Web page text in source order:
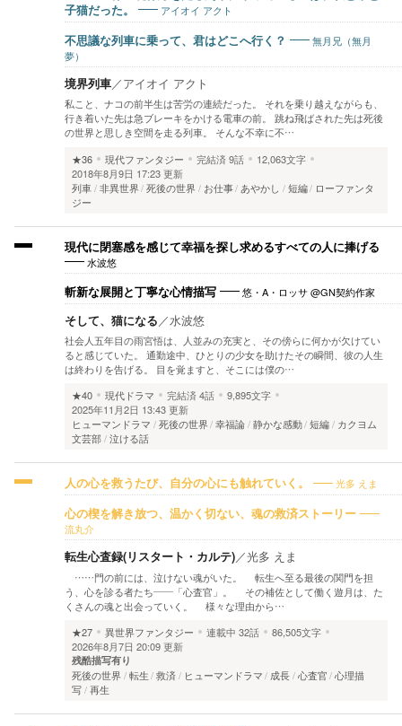
子猫だった。
アイオイ アクト
不思議な列車に乗って、君はどこへ行く？
無月兄（無月
夢）
境界列車／アイオイ アクト
私こと、ナコの前半生は苦労の連続だった。 それを乗り越えながらも、
行き着いた先は急ブレーキをかける電車の前。 跳ね飛ばされた先は死後
の世界と思しき空間を走る列車。 そんな不幸に不…
★36
現代ファンタジー 完結済9話
12,063文字
2018年8月9日 17:23 更新
列車 非異世界 死後の世界 お仕事 あやかし 短編
ローファンタ
ジー
現代に閉塞感を感じて幸福を探し求めるすべての人に捧げる
水波悠
斬新な展開と丁寧な心情描写 悠・A・ロッサ @GN契約作家
そして、猫になる ／水波悠
社会人五年目の雨宮悟は、人並みの充実と、その傍らに何かが欠けてい
ると感じていた。 通勤途中、ひとりの少女を助けたその瞬間、彼の人生
は終わりを告げる。 目を覚ますと、そこには僕の…
★40
現代ドラマ 完結済4話
9,895文字
2025年11月2日 13:43 更新
ヒューマンドラマ
死後の世界 幸福論 静かな感動 短編
カクヨム
文芸部 泣ける話
人の心を救うたび、自分の心にも触れていく。 光多 えま
心の楔を解き放つ、温かく切ない、魂の救済ストーリー
流丸介
転生心査録(リスタート・カルテ)／光多 えま
……門の前には、泣けない魂がいた。 転生へ至る最後の関門を担
う、心を診る者たち――「心査官」。 その補佐として働く遊月は、た
くさんの魂と出会っていく。 様々な理由から…
★27
異世界ファンタジー 連載中 32話
86,505文字
2026年8月7日 20:09 更新
残酷描写有り
死後の世界 転生 救済 ヒューマンドラマ 成長 心査官 心理描
写 再生